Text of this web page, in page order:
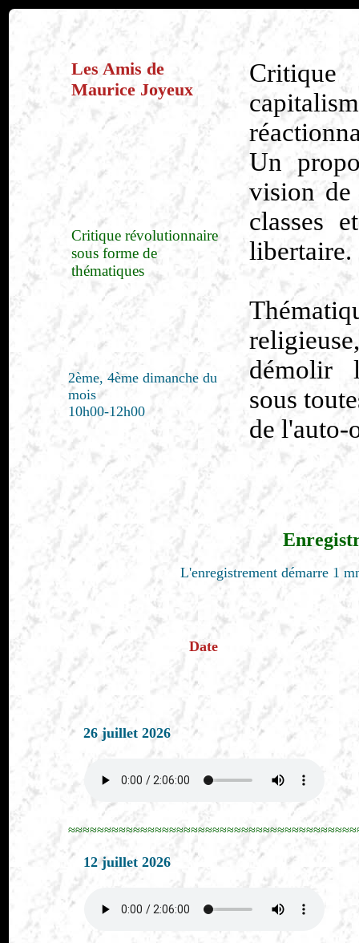
Les Amis de
Maurice Joyeux
Un
vision de
classes
libertaire.
démolir
sous
de l'auto-
Critique révolutionnaire
sous forme de
thématiques
2ème, 4ème dimanche du
mois
10h00-12h00
L'enregistrement démarre 1
Date
26 juillet 2026
12 juillet 2026